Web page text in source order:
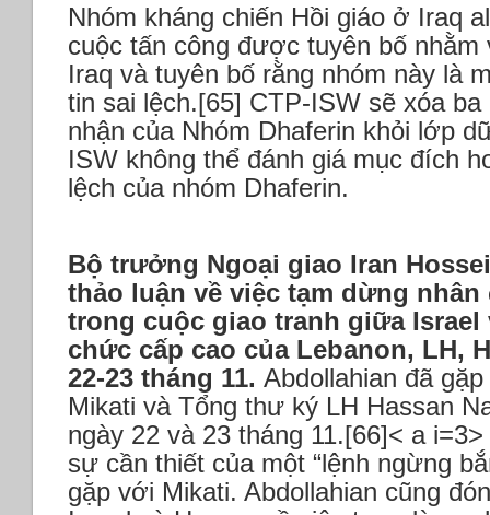
Nhóm kháng chiến Hồi giáo ở Iraq
cuộc tấn công được tuyên bố
Iraq và tuyên bố rằng nhóm này là
tin sai lệch.[65] CTP-ISW sẽ xóa
nhận của Nhóm Dhaferin khỏi lớp
ISW không thể đánh giá mục đích
lệch của nhóm Dhaferin.
Bộ trưởng Ngoại giao Iran
thảo luận về việc tạm dừng nhân
trong cuộc giao tranh giữa Israel
chức cấp cao của Lebanon, LH,
22-23 tháng 11. Abdollahian đã
Mikati và Tổng thư ký LH Hassan
ngày 22 và 23 tháng 11.[66]< a
sự cần thiết của một “lệnh ngừng
gặp với Mikati. Abdollahian cũng